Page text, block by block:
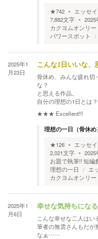
★742 エッセ
7,882文字 2025
カクヨムオンリー
パワースポット
2025年1
月23日
こんな1日いいな、
骨休め、みんな疲れ切
な？
と思える作品。
自分の理想の1日とは
★★★ Excellent!!!
理想の一日（骨休め
★126 エッセ
2,021文字 2025
お題で執筆!! 短編
理想の一日
エ
カクヨムオンリー
2025年1
月6日
幸せな気持ちにな
こんな幸せな二人はい
筆者の無雲さんもだが
なぁ……